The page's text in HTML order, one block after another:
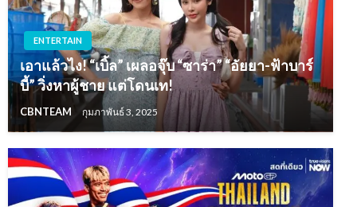
ENTERTAIN
เอาแล้วไง! “เบิ้ล” เผลอจุ๊บ “ซาร่า” “อัยยา-ฟ้าบาร์
บี้” วิ่งหาผู้ชาย แต่โดนเท!
CBNTEAM กุมภาพันธ์ 3, 2025